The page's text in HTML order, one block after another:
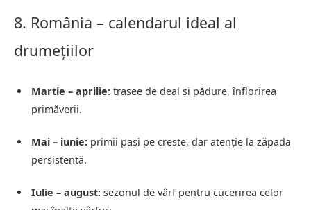
8. România – calendarul ideal al
drumețiilor
Martie – aprilie: trasee de deal și pădure, înflorirea
primăverii.
Mai – iunie: primii pași pe creste, dar atenție la zăpada
persistentă.
Iulie – august: sezonul de vârf pentru cucerirea celor